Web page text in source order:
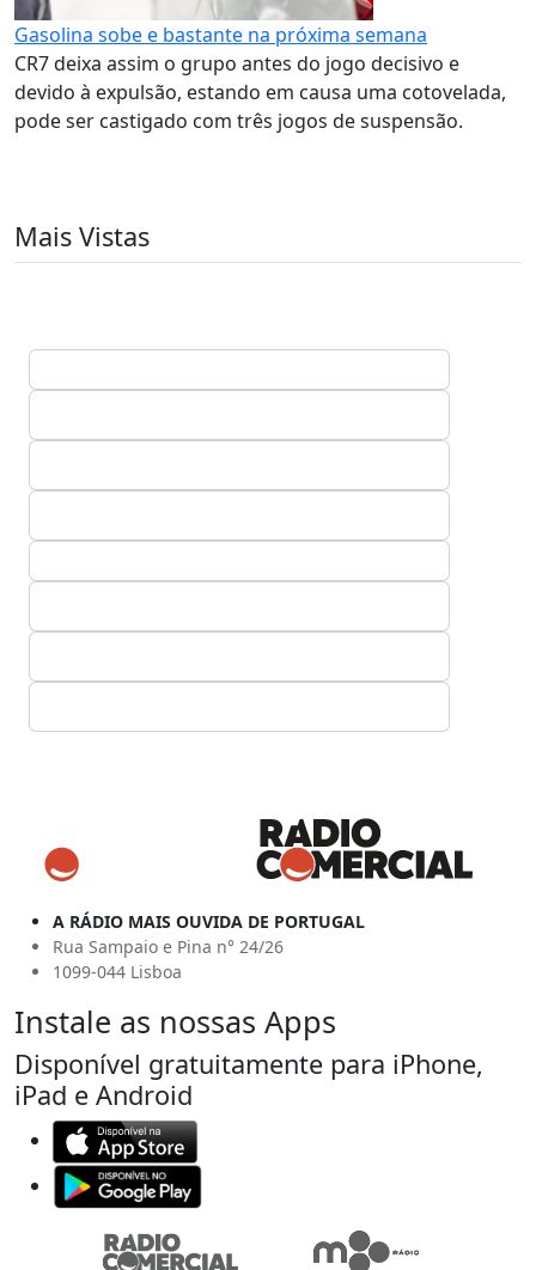
Gasolina sobe e bastante na próxima semana
CR7 deixa assim o grupo antes do jogo decisivo e
devido à expulsão, estando em causa uma cotovelada,
pode ser castigado com três jogos de suspensão.
Mais Vistas
A RÁDIO MAIS OUVIDA DE PORTUGAL
Rua Sampaio e Pina n° 24/26
1099-044 Lisboa
Instale as nossas Apps
Disponível gratuitamente para iPhone,
iPad e Android